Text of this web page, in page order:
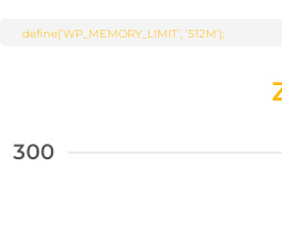
define(’WP_MEMORY_LIMIT’, '512M’);